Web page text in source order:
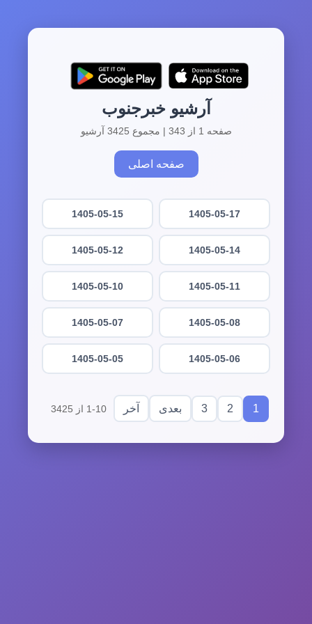
آرشیو خبرجنوب
صفحه 1 از 343 | مجموع 3425 آرشیو
صفحه اصلی
1405-05-17
1405-05-15
1405-05-14
1405-05-12
1405-05-11
1405-05-10
1405-05-08
1405-05-07
1405-05-06
1405-05-05
1
2
3 بعدی آخر 1-10 از 3425